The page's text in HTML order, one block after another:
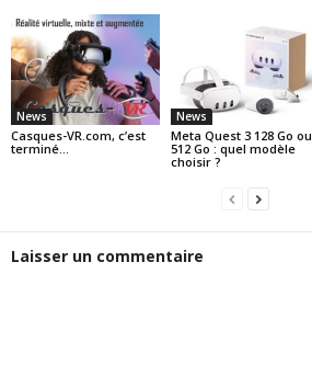
News
Casques-VR.com, c’est
terminé…
News
Meta Quest 3 128 Go ou
512 Go : quel modèle
choisir ?
Laisser un commentaire